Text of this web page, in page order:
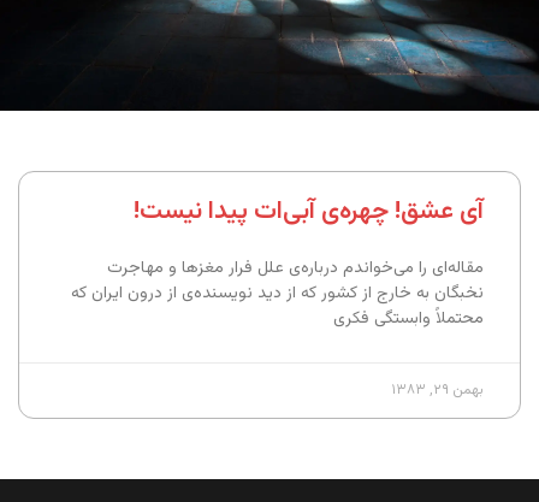
آی عشق! چهره‌ی آبی‌ات پیدا نیست!
مقاله‌ای را می‌خواندم درباره‌ی علل فرار مغزها و مهاجرت
نخبگان به خارج از کشور که از دید نویسنده‌ی از درون ایران که
محتملاً وابستگی فکری
بهمن ۲۹, ۱۳۸۳